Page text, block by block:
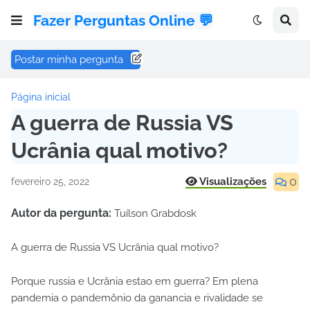
Fazer Perguntas Online 💬
Postar minha pergunta
Página inicial
A guerra de Russia VS
Ucrânia qual motivo?
fevereiro 25, 2022 Visualizações 0
Autor da pergunta: Tuílson Grabdosk
A guerra de Russia VS Ucrânia qual motivo?
Porque russia e Ucrânia estao em guerra? Em plena
pandemia o pandemônio da ganancia e rivalidade se